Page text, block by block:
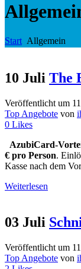
Start Allgemein
10 Juli The
Veröffentlicht um
Top Angebote von
0 Likes
AzubiCard-
€ pro Person.
Kasse nach dem
Weiterlesen
03 Juli
Veröffentlicht um
Top Angebote von